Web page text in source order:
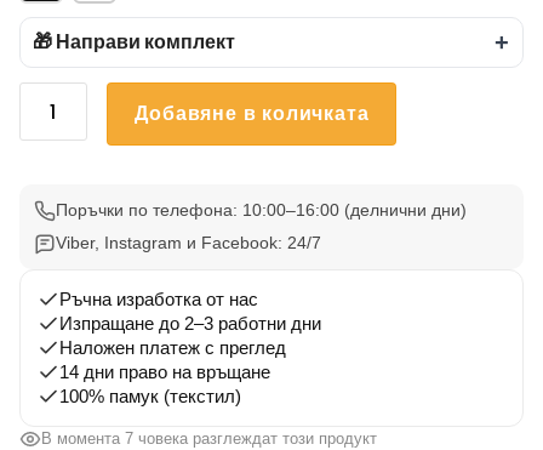
🎁 Направи комплект +
количество
котка
16
Добавяне в количката
Поръчки по телефона: 10:00–16:00 (делнични дни)
Viber, Instagram и Facebook: 24/7
Ръчна изработка от нас
Изпращане до 2–3 работни дни
Наложен платеж с преглед
14 дни право на връщане
100% памук (текстил)
В момента 7 човека разглеждат този продукт